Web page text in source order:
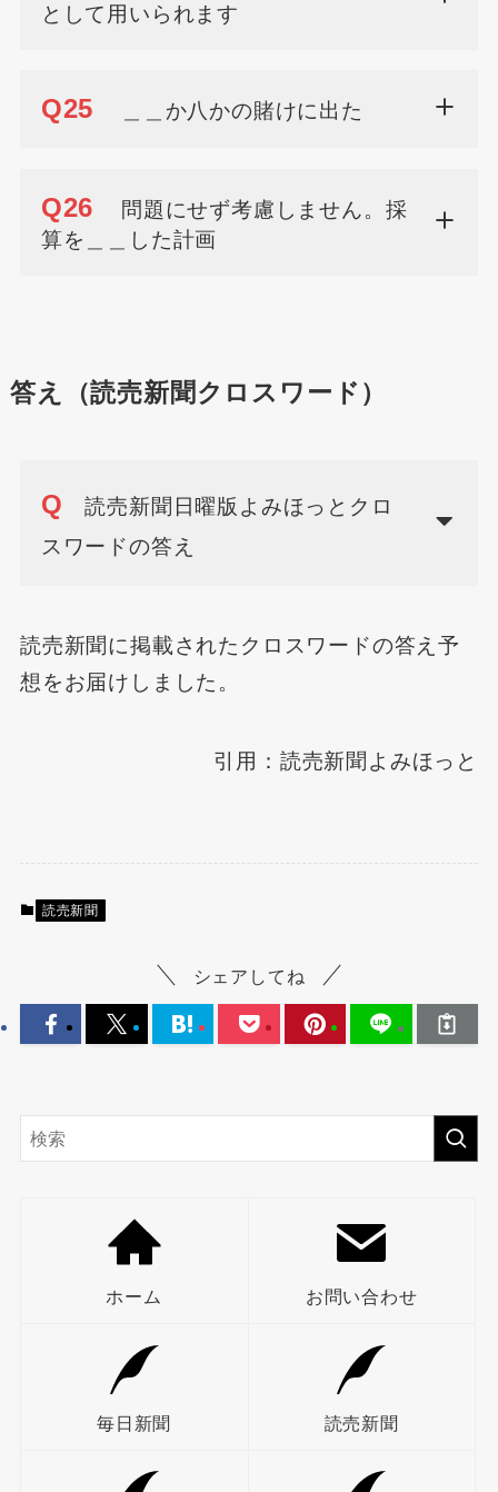
として用いられます
Q25 ＿＿か八かの賭けに出た
Q26
問題にせず考慮しません。採
算を＿＿した計画
答え（読売新聞クロスワード）
Q 読売新聞日曜版よみほっとクロ
スワードの答え
読売新聞に掲載されたクロスワードの答え予
想をお届けしました。
引用：読売新聞よみほっと
読売新聞
シェアしてね
ホーム お問い合わせ
毎日新聞 読売新聞